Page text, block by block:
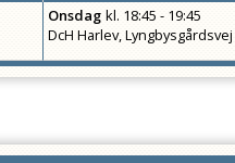
Onsdag kl. 18:45 - 19:45
DcH Harlev,